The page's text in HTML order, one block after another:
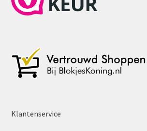
Klantenservice